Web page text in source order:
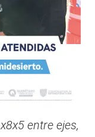
entre ejes,